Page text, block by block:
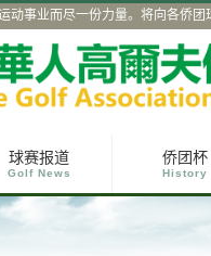
事业而尽一份力量。将向各侨团
球赛报道
Golf News
侨团杯
History